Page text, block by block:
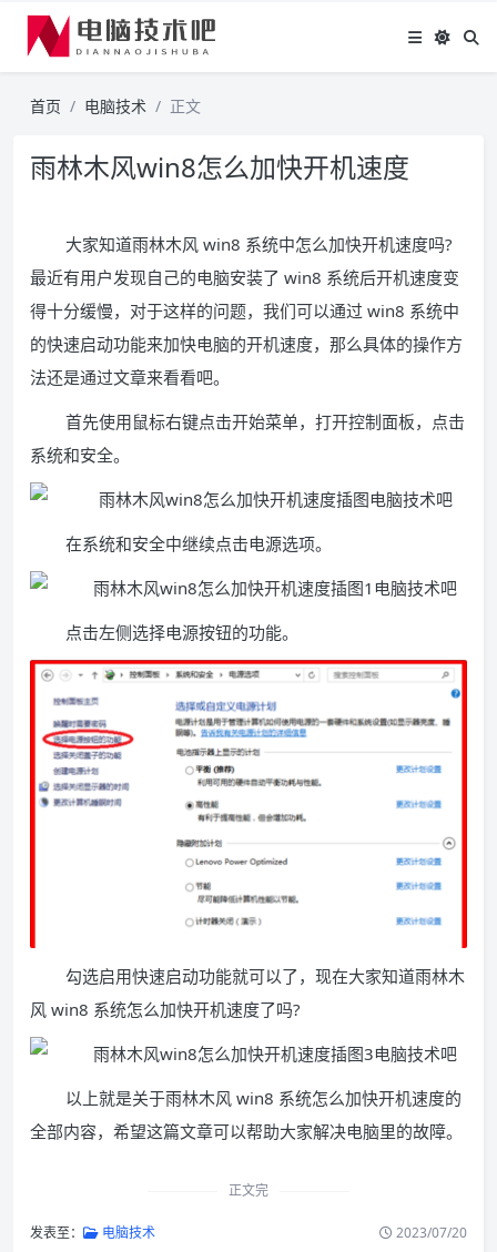
首页 电脑技术 正文
雨林木风win8怎么加快开机速度
大家知道雨林木风 win8 系统中怎么加快开机速度吗?
最近有用户发现自己的电脑安装了 win8 系统后开机速度变
得十分缓慢，对于这样的问题，我们可以通过 win8 系统中
的快速启动功能来加快电脑的开机速度，那么具体的操作方
法还是通过文章来看看吧。
首先使用鼠标右键点击开始菜单，打开控制面板，点击
系统和安全。
在系统和安全中继续点击电源选项。
点击左侧选择电源按钮的功能。
勾选启用快速启动功能就可以了，现在大家知道雨林木
风 win8 系统怎么加快开机速度了吗?
以上就是关于雨林木风 win8 系统怎么加快开机速度的
全部内容，希望这篇文章可以帮助大家解决电脑里的故障。
正文完
发表至： 电脑技术 2023/07/20